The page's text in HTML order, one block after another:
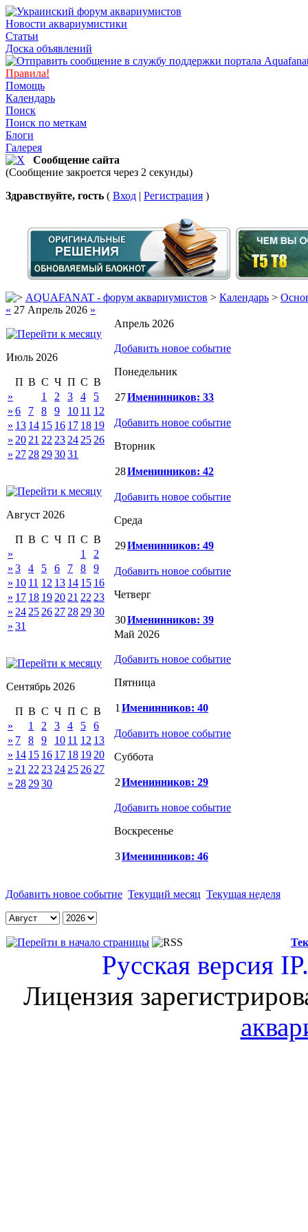
Новости аквариумистики
Статьи
Доска объявлений
Правила!
Помощь
Календарь
Поиск
Поиск по меткам
Блоги
Галерея
Сообщение сайта
(Сообщение закроется через 2 секунды)
Здравствуйте, гость ( Вход | Регистрация )
AQUAFANAT - форум аквариумистов > Календарь >
« 27 Апрель 2026 »
Июль 2026
П В С Ч П С В
»
1 2 3 4
5
» 6 7 8 9 10 11 12
» 13 14 15 16 17 18 19
» 20 21 22 23 24 25 26
» 27 28 293031
Август 2026
П В С Ч П С В
»
1
2
» 3 4 5 6 7 8
9
» 10 11 12 13 14 15 16
» 17 18 19 20 21 22 23
» 24 25 26 27 28 2930
» 31
Сентябрь 2026
П В С Ч П С В
»
1 2 3 4 5
6
» 7 8 9 10 11 12 13
» 14 15 16 17 18 19 20
» 21 22 23 24 25 26 27
» 28 2930
Апрель 2026
Добавить новое событие
Понедельник
27Именинников: 33
Добавить новое событие
Вторник
28Именинников: 42
Добавить новое событие
Среда
29Именинников: 49
Добавить новое событие
Четверг
30Именинников: 39
Май 2026
Добавить новое событие
Пятница
1 Именинников: 40
Добавить новое событие
Суббота
2Именинников: 29
Добавить новое событие
Воскресенье
3Именинников: 46
Добавить новое событие Текущий месяц Текущая неделя
Русская версия
Лицензия